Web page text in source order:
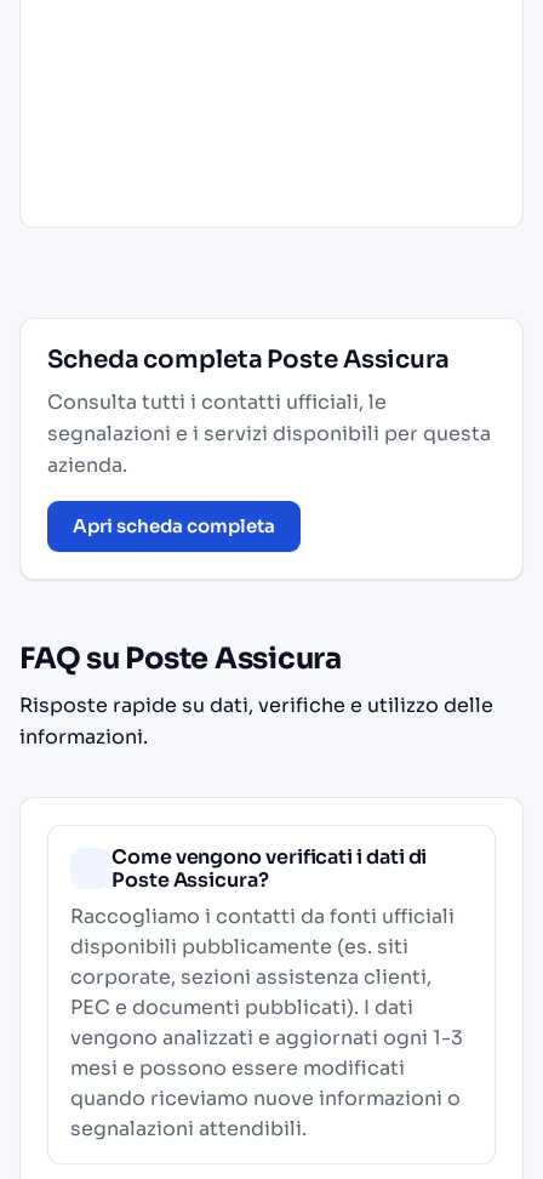
Scheda completa Poste Assicura
Consulta tutti i contatti ufficiali, le
segnalazioni e i servizi disponibili per questa
azienda.
Apri scheda completa
FAQ su Poste Assicura
Risposte rapide su dati, verifiche e utilizzo delle
informazioni.
Come vengono verificati i dati di
Poste Assicura?
Raccogliamo i contatti da fonti ufficiali
disponibili pubblicamente (es. siti
corporate, sezioni assistenza clienti,
PEC e documenti pubblicati). I dati
vengono analizzati e aggiornati ogni 1-3
mesi e possono essere modificati
quando riceviamo nuove informazioni o
segnalazioni attendibili.